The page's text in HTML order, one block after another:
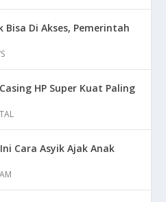
Bisa Di Akses, Pemerintah
HP Super Kuat Paling
Cara Asyik Ajak Anak